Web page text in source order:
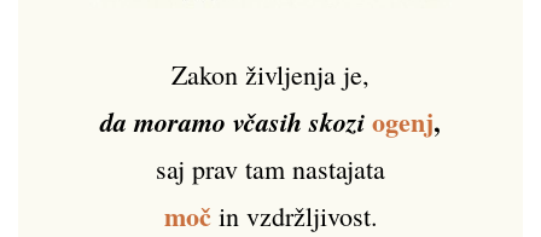
Zakon življenja je,
da moramo včasih skoziogenj,
saj prav tam nastajata
močin vzdržljivost.